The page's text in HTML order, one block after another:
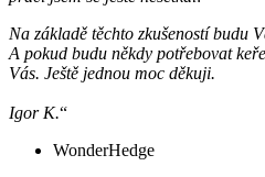
Na základě těchto zkušeností budu
A pokud budu někdy potřebovat
Vás. Ještě jednou moc děkuji.
Igor K.“
WonderHedge